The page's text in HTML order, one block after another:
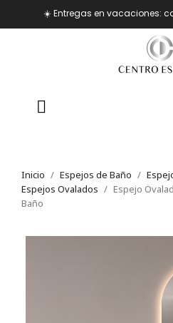
☀️ Entregas en vacaciones:
Inicio Espejos de Baño
Espejos Ovalados
Espejo
Baño